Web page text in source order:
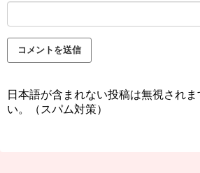
日本語が含まれない投稿は無視され
い。（スパム対策）